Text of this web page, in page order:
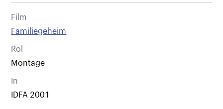
Film
Familiegeheim
Rol
Montage
In
IDFA 2001